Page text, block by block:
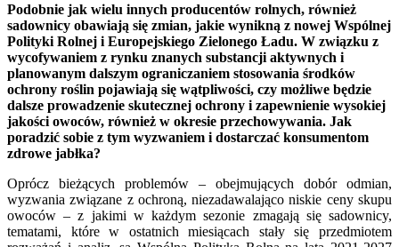
Podobnie jak wielu innych producentów rolnych, również
sadownicy obawiają się zmian, jakie wynikną z nowej Wspólnej
Polityki Rolnej i Europejskiego Zielonego Ładu. W związku z
wycofywaniem z rynku znanych substancji aktywnych i
planowanym dalszym ograniczaniem stosowania środków
ochrony roślin pojawiają się wątpliwości, czy możliwe będzie
dalsze prowadzenie skutecznej ochrony i zapewnienie wysokiej
jakości owoców, również w okresie przechowywania. Jak
poradzić sobie z tym wyzwaniem i dostarczać konsumentom
zdrowe jabłka?
Oprócz bieżących problemów – obejmujących dobór odmian,
wyzwania związane z ochroną, niezadawalająco niskie ceny skupu
owoców – z jakimi w każdym sezonie zmagają się sadownicy,
tematami, które w ostatnich miesiącach stały się przedmiotem